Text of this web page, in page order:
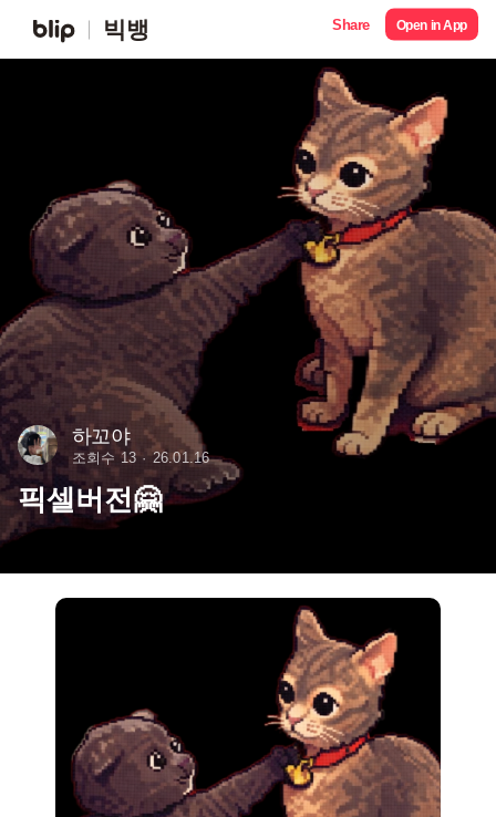
빅뱅 Share Open in App
하꼬야
조회수 13 26.01.16
픽셀버전🤗